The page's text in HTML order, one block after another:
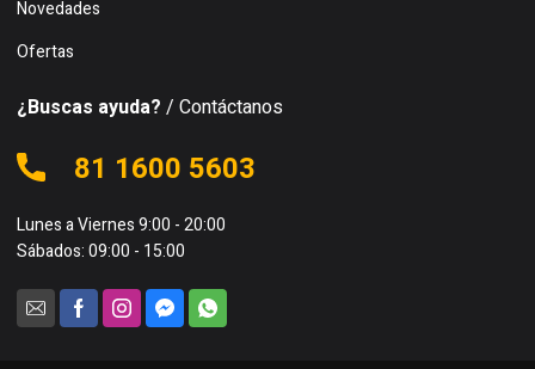
Novedades
Ofertas
¿Buscas ayuda? / Contáctanos
81 1600 5603
Lunes a Viernes 9:00 - 20:00
Sábados: 09:00 - 15:00